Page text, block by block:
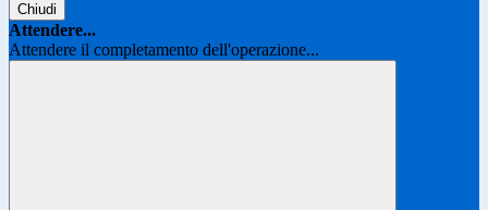
Chiudi
Attendere...
Attendere il completamento dell'operazione...